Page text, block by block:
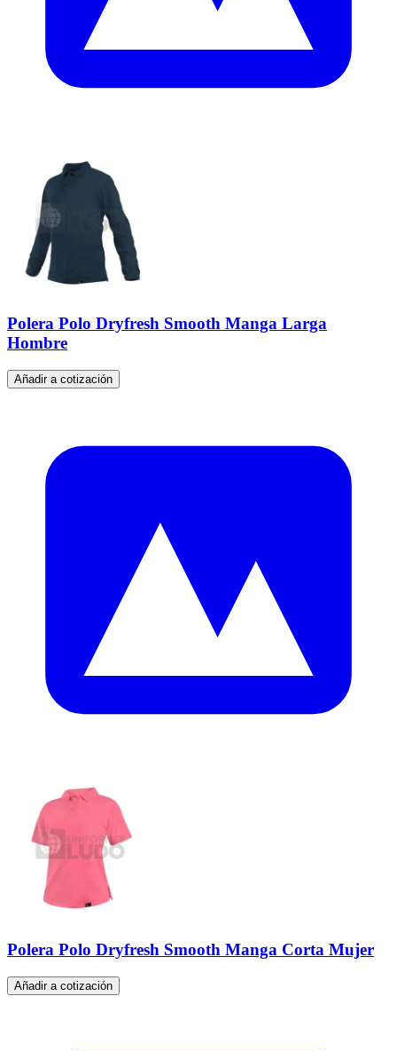
Polera Polo Dryfresh Smooth Manga Larga
Hombre
Añadir a cotización
Polera Polo Dryfresh Smooth Manga Corta Mujer
Añadir a cotización